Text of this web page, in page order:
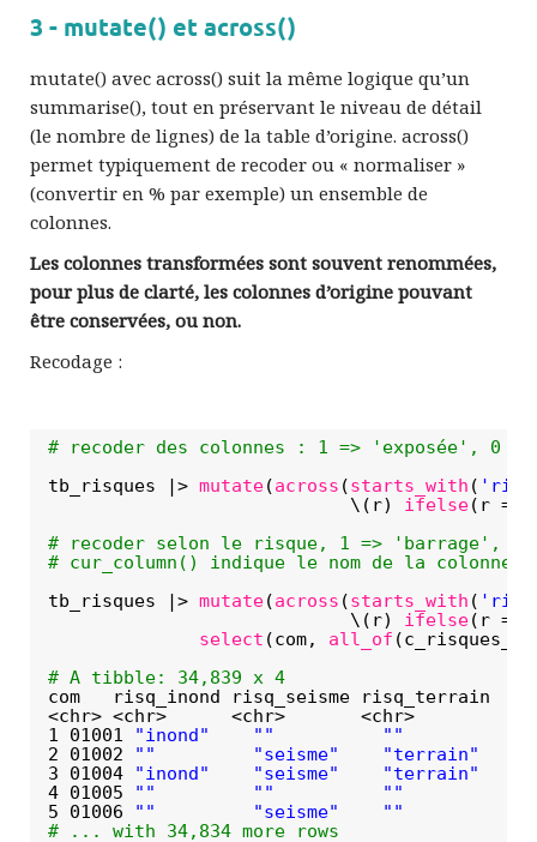
3 - mutate() et across()
mutate() avec across() suit la même logique qu’un
summarise(), tout en préservant le niveau de détail
(le nombre de lignes) de la table d’origine. across()
permet typiquement de recoder ou « normaliser »
(convertir en % par exemple) un ensemble de
colonnes.
Les colonnes transformées sont souvent renommées,
pour plus de clarté, les colonnes d’origine pouvant
être conservées, ou non.
Recodage :
# recoder des colonnes : 1 => 'exposée', 0
tb_risques |> mutate(across (starts_with (
\(r) ifelse(r
# recoder selon le risque, 1 => 'barrage',
# cur_column() indique le nom de la colonne
tb_risques |> mutate(across (starts_with (
\(r) ifelse(r
select (com, all_of
# A tibble: 34,839 x 4
com   risq_inond risq_seisme risq_terrain
<chr> <chr>      <chr>       <chr>
1 01001
"inond" ""
""
2 01002
"" "seisme"
"terrain"
3 01004
"inond" "seisme"
"terrain"
4 01005
"" ""
""
5 01006
"" "seisme"
""
# ... with 34,834 more rows